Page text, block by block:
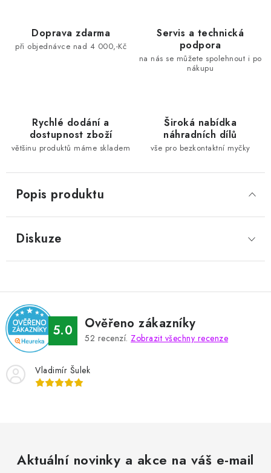
Doprava zdarma
při objednávce nad 4 000,-Kč
Servis a technická
podpora
na nás se můžete spolehnout i po
nákupu
Rychlé dodání a
dostupnost zboží
většinu produktů máme skladem
Široká nabídka
náhradních dílů
vše pro bezkontaktní myčky
Popis produktu
Diskuze
5.0 Ověřeno zákazníky
52 recenzí. Zobrazit všechny recenze
Vladimír Šulek
Aktuální novinky a akce na váš e-mail